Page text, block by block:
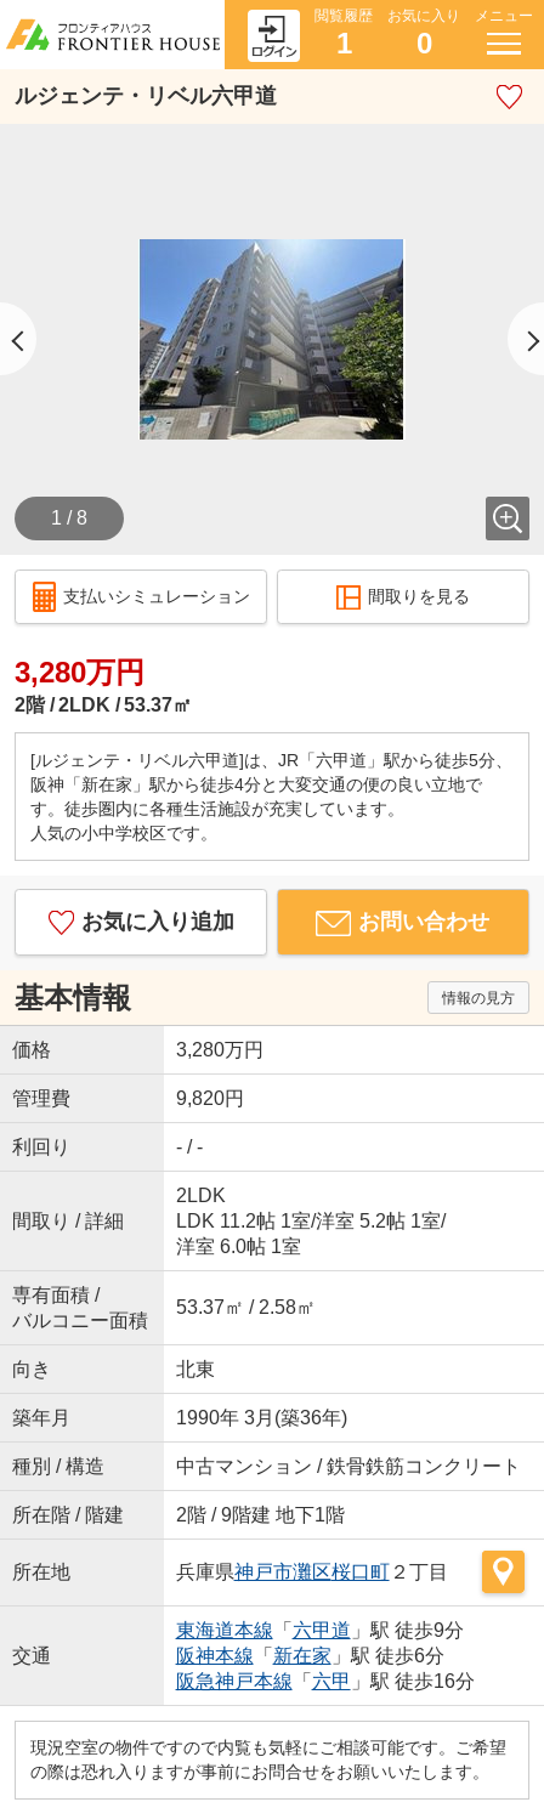
閲覧履歴
1
お気に入り
0
メニュー
ルジェンテ・リベル六甲道
1 / 8
支払いシミュレーション 間取りを見る
3,280万円
2階 2LDK 53.37㎡
[ルジェンテ・リベル六甲道]は、JR「六甲道」駅から徒歩5分、
阪神「新在家」駅から徒歩4分と大変交通の便の良い立地で
す。徒歩圏内に各種生活施設が充実しています。
人気の小中学校区です。
お気に入り追加 お問い合わせ
基本情報 情報の見方
価格 3,280万円
管理費 9,820円
利回り - / -
間取り / 詳細
2LDK
LDK 11.2帖 1室/洋室 5.2帖 1室/
洋室 6.0帖 1室
専有面積 /
バルコニー面積
53.37㎡ / 2.58㎡
向き 北東
築年月 1990年 3月(築36年)
種別 / 構造 中古マンション / 鉄骨鉄筋コンクリート
所在階 / 階建 2階 / 9階建 地下1階
所在地 兵庫県神戸市灘区桜口町２丁目
交通
東海道本線 「 六甲道 」駅 徒歩9分
阪神本線 「 新在家 」駅 徒歩6分
阪急神戸本線 「 六甲 」駅 徒歩16分
現況空室の物件ですので内覧も気軽にご相談可能です。ご希望
の際は恐れ入りますが事前にお問合せをお願いいたします。